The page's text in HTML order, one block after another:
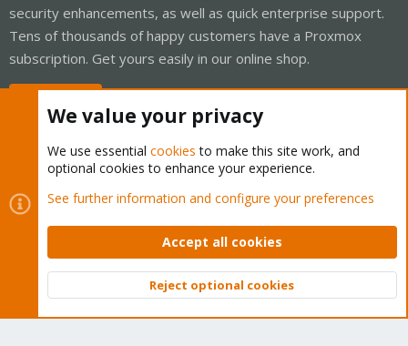
security enhancements, as well as quick enterprise support.
Tens of thousands of happy customers have a Proxmox
subscription. Get yours easily in our online shop.
Cookies
Proxmox Support Forum - Light Mode
Contact us
Terms and rules Privacy policy Help Home
Community platform by XenForo © 2010-2026 XenForo Ltd.
Top
We value your privacy
We use essential cookies to make this site work, and
optional cookies to enhance your experience.
See further information and configure your preferences
Accept all cookies
Reject optional cookies